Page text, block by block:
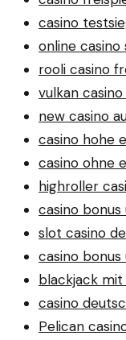
casino
online casino
rooli casino
vulkan
new casino
casino hohe
casino ohne
highroller
casino
slot casino
casino
blackjack
casino
Pelican